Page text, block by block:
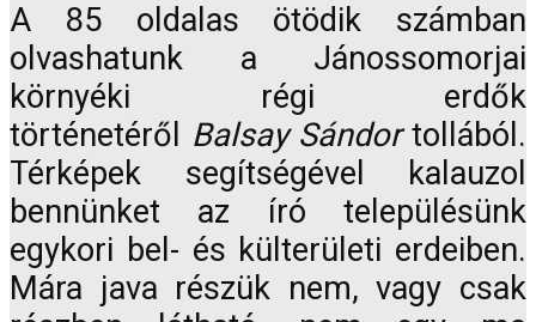
A 85 oldalas ötödik számban
olvashatunk a Jánossomorjai
környéki régi erdők
történetéről Balsay Sándortollából.
Térképek segítségével kalauzol
bennünket az író településünk
egykori bel- és külterületi erdeiben.
Mára java részük nem, vagy csak